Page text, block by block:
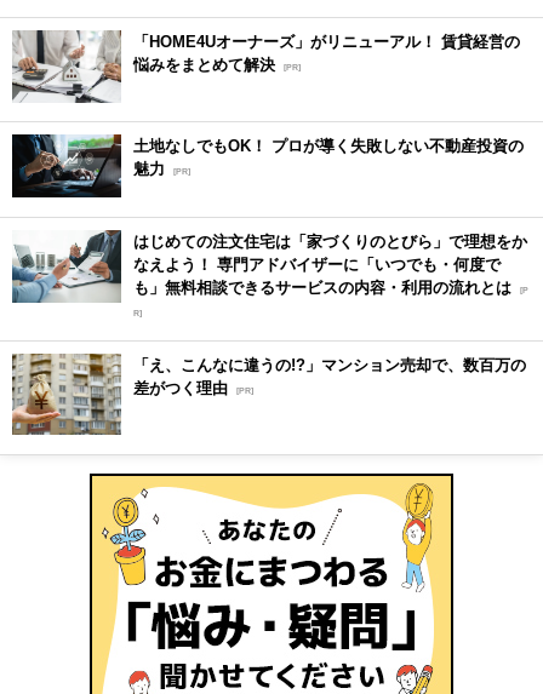
「HOME4Uオーナーズ」がリニューアル！ 賃貸経営の
悩みをまとめて解決 [PR]
土地なしでもOK！ プロが導く失敗しない不動産投資の
魅力
[PR]
はじめての注文住宅は「家づくりのとびら」で理想をか
なえよう！ 専門アドバイザーに「いつでも・何度で
も」無料相談できるサービスの内容・利用の流れとは [P
R]
「え、こんなに違うの!?」マンション売却で、数百万の
差がつく理由 [PR]